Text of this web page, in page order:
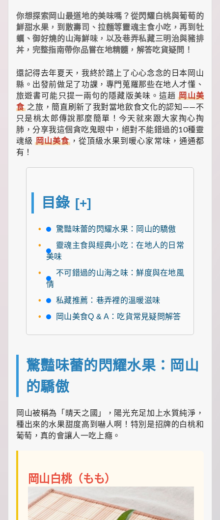
用
的
居
家
妙
最
地
道
的
美
食
推
薦，
還
有
點
幸，
讓
平
凡
日
光！
你想探索岡山最道地的美味嗎？從閃耀白桃與葡萄的
鮮甜水果，到散壽司、拉麵等靈魂主食小吃，再到牡
蠣、御好燒的山海鮮味，以及巷弄私藏三明治與豬排
丼，完整指南帶你品嘗在地精髓，解答吃貨疑問！
還記得去年夏天，我終於踏上了心心念念的日本岡山
縣。出發前做足了功課，專門蒐羅那些在地人才懂、
旅遊書可能只提一兩句的隱藏版美味。這趟岡山美
食之旅，簡直刷新了我對當地飲食文化的認知——不
只是桃太郎傳說那麼簡單！今天就來跟大家掏心掏
肺，分享我這個貪吃鬼眼中，絕對不能錯過的10種靈
魂級岡山美食 ，從頂級水果到暖心家常味，通通都
有！
目錄 [+]
驚豔味蕾的閃耀水果：岡山的驕傲
靈魂主食與經典小吃：在地人的日常
美味
不可錯過的山海之味：鮮度與在地風
情
私藏推薦：巷弄裡的溫暖滋味
岡山美食Q & A：吃貨常見疑問解答
驚豔味蕾的閃耀水果：岡山
的驕傲
岡山被稱為「晴天之國」，陽光充足加上水質純淨，
種出來的水果甜度高到嚇人啊！特別是招牌的白桃和
葡萄，真的會讓人一吃上癮。
岡山白桃（もも）